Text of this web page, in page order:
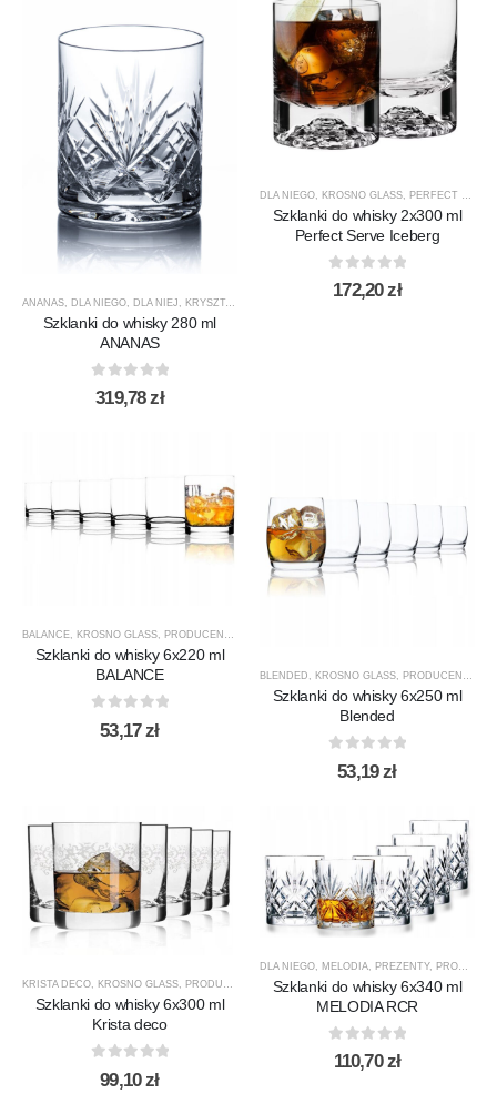
ANANAS DLA NIEGO DLA NIEJ KRYSZTAŁY ,
Szklanki do whisky 280 ml
ANANAS
0out of 5
319,78zł
DLA NIEGO KROSNO GLASS PERFECT SERVE
Szklanki do whisky 2x300 ml
Perfect Serve Iceberg
0out of 5
172,20zł
BALANCE, KROSNO GLASS, PRODUCENCI
Szklanki do whisky 6x220 ml
BALANCE
out of 5
53,17zł
BLENDED , KROSNO GLASS, PRODUCENCI
Szklanki do whisky 6x250 ml
Blended
out of 5
53,19zł
KRISTA DECO, KROSNO GLASS, PRODUCENCI PRODUKTY,SZKLANKI,SZKLANKI DO WHISKY
Szklanki do whisky 6x300 ml
Krista deco
out of 5
99,10zł
DLA NIEGO MELODIA PREZENTY, PRODUCENCI
Szklanki do whisky 6x340 ml
MELODIA RCR
0out of 5
110,70zł